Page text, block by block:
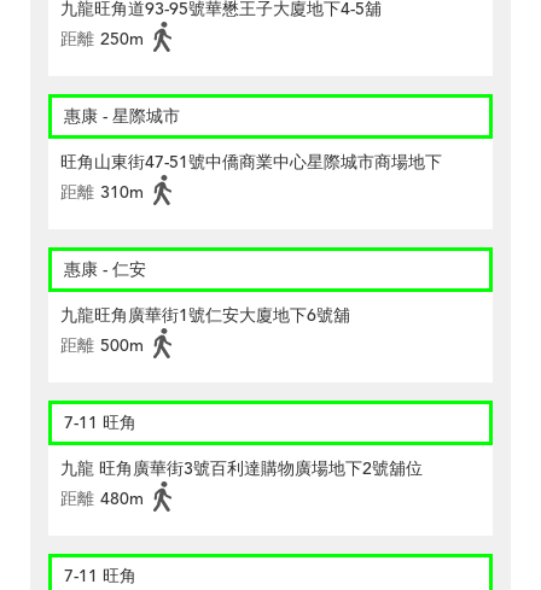
九龍旺角道93-95號華懋王子大廈地下4-5舖
距離 250m
惠康 - 星際城市
旺角山東街47-51號中僑商業中心星際城市商場地下
距離 310m
惠康 - 仁安
九龍旺角廣華街1號仁安大廈地下6號舖
距離 500m
7-11 旺角
九龍 旺角廣華街3號百利達購物廣場地下2號舖位
距離 480m
7-11 旺角